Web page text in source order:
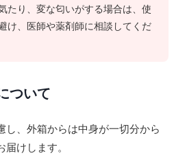
たり、変な匂いがする場合は、使
け、医師や薬剤師に相談してくだ
ついて
し、外箱からは中身が一切分から
けします。